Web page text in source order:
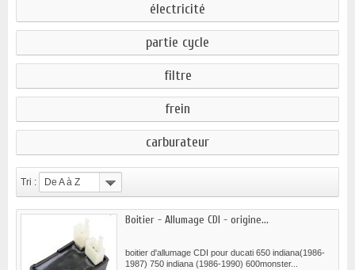
électricité
partie cycle
filtre
frein
carburateur
Tri : De A à Z
Boitier - Allumage CDI - origine...
boitier d'allumage CDI pour ducati 650 indiana(1986-
1987) 750 indiana (1986-1990) 600monster...